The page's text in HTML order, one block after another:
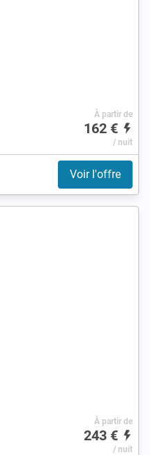
À partir de
162 €
/ nuit
Voir l'offre
À partir de
243 €
/ nuit